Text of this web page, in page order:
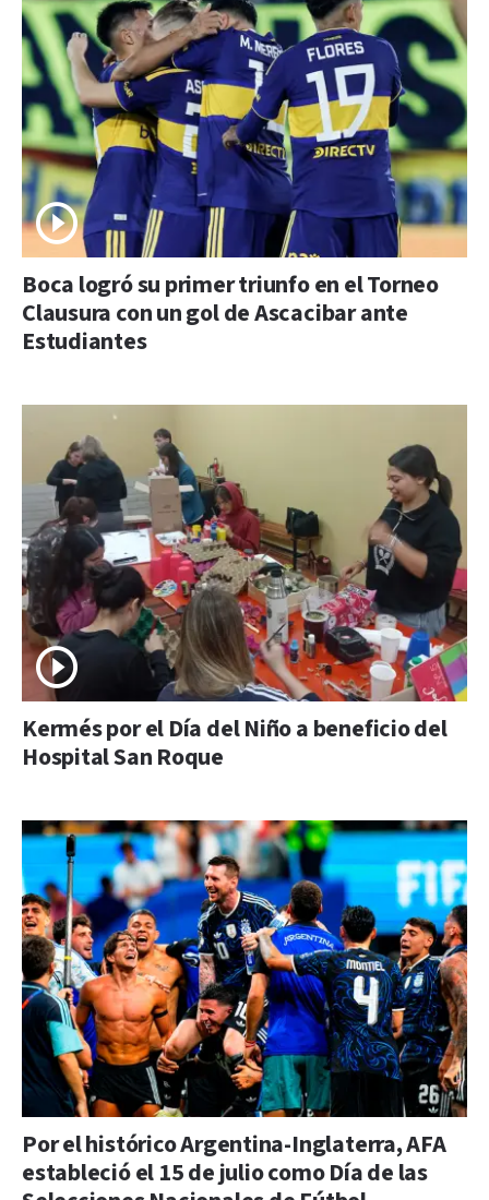
Boca logró su primer triunfo en el Torneo
Clausura con un gol de Ascacibar ante
Estudiantes
Kermés por el Día del Niño a beneficio del
Hospital San Roque
Por el histórico Argentina-Inglaterra, AFA
estableció el 15 de julio como Día de las